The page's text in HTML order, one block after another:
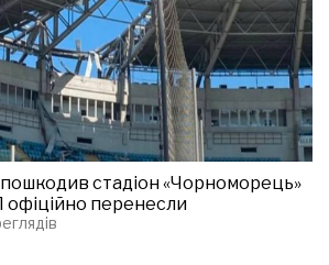
пошкодив стадіон «Чорноморець»
офіційно перенесли